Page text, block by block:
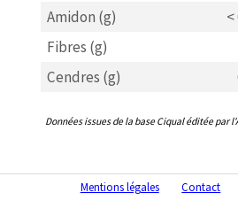
Amidon (g)
<
Fibres (g)
Cendres (g)
Données issues de la base Ciqual éditée par
Mentions légales Contact